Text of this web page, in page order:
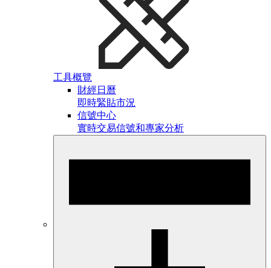
工具概覽
財經日曆
即時緊貼市況
信號中心
實時交易信號和專家分析